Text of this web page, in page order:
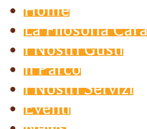
Home
La Filosofia
I Nostri Gusti
Il Parco
I Nostri Servizi
Eventi